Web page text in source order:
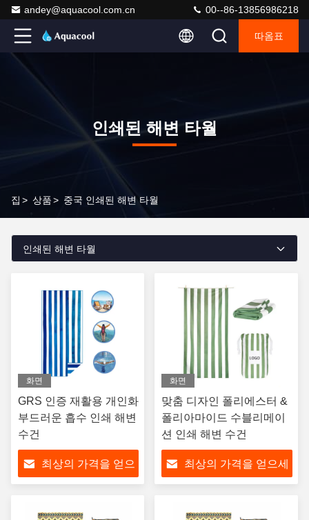
andey@aquacool.com.cn 00--86-13856986218
따옴표
인쇄된 해변 타월
집 > 상품> 중국 인쇄된 해변 타월
인쇄된 해변 타월
화면
GRS 인증 재활용 개인화
부드러운 흡수 인쇄 해변
수건
최상의 가격을 얻으
화면
맞춤 디자인 폴리에스터 &
폴리아마이드 수블리메이
션 인쇄 해변 수건
최상의 가격을 얻으세